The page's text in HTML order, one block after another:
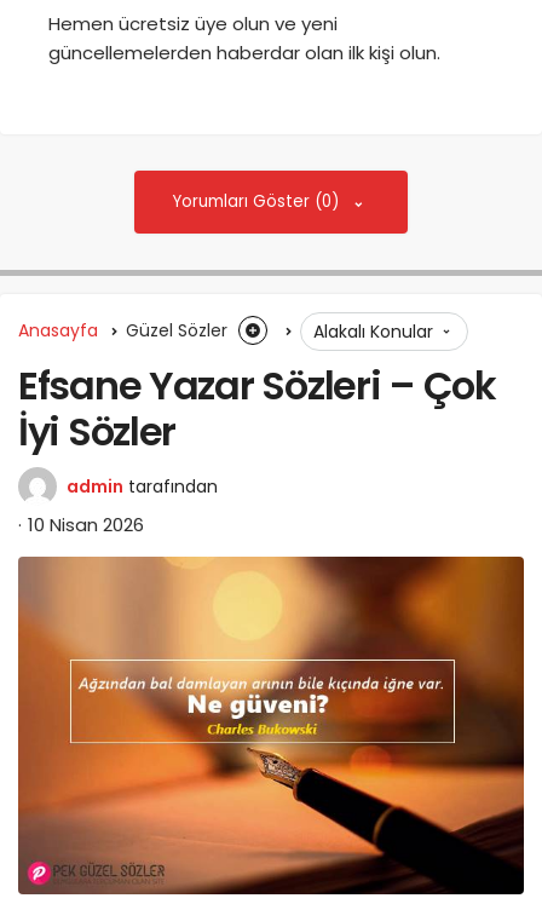
Hemen ücretsiz üye olun ve yeni
güncellemelerden haberdar olan ilk kişi olun.
Yorumları Göster (0)
Anasayfa Güzel Sözler Alakalı Konular
Efsane Yazar Sözleri – Çok
İyi Sözler
admin tarafından
10 Nisan 2026